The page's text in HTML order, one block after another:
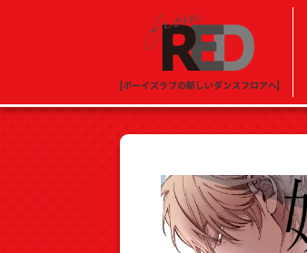
[ボーイズラブの新しいダンスフロアへ]